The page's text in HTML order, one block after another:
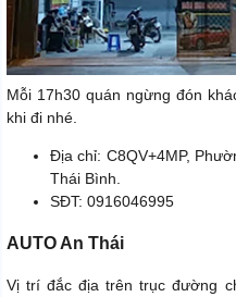
Mỗi 17h30 quán ngừng đón
khi đi nhé.
Địa chỉ: C8QV+4MP,
Thái Bình.
SĐT: 0916046995
AUTO An Thái
Vị trí đắc địa trên trục đường